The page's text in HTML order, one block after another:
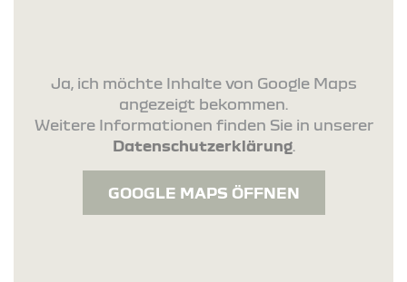
Ja, ich möchte Inhalte von Google Maps
angezeigt bekommen.
Weitere Informationen finden Sie in unserer
Datenschutzerklärung.
GOOGLE MAPS ÖFFNEN